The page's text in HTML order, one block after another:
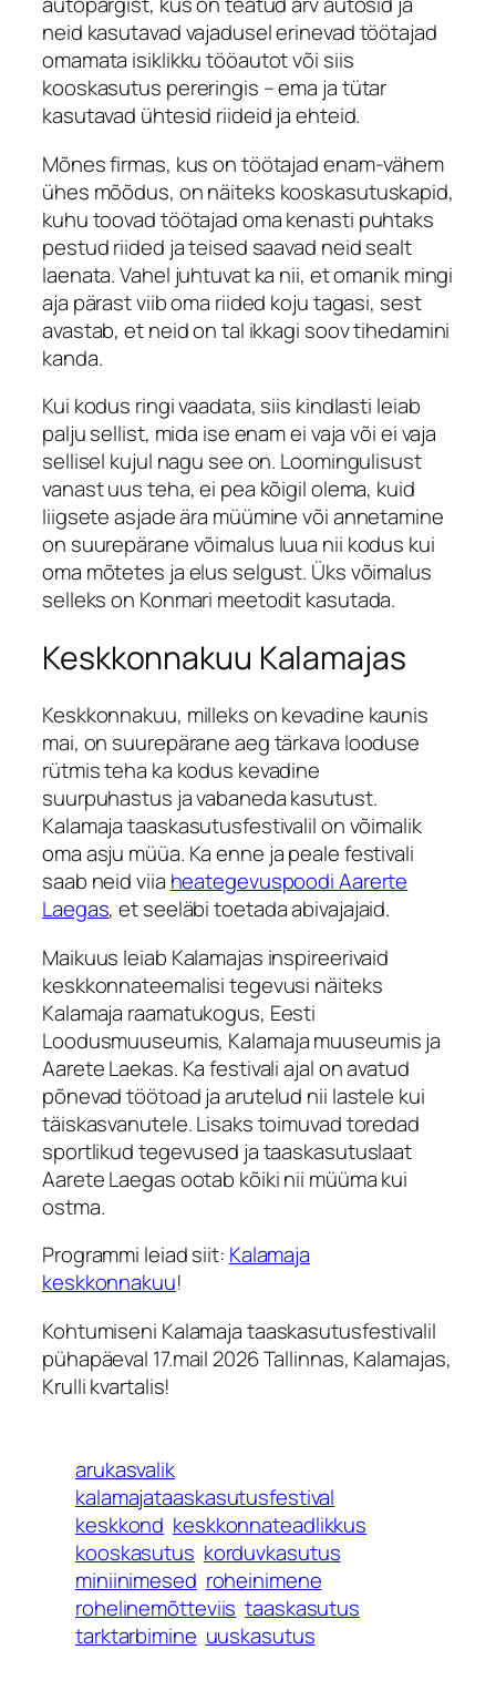
neid kasutavad vajadusel erinevad töötajad
omamata isiklikku tööautot või siis
kooskasutus pereringis – ema ja tütar
kasutavad ühtesid riideid ja ehteid.
Mõnes firmas, kus on töötajad enam-vähem
ühes mõõdus, on näiteks kooskasutuskapid,
kuhu toovad töötajad oma kenasti puhtaks
pestud riided ja teised saavad neid sealt
laenata. Vahel juhtuvat ka nii, et omanik mingi
aja pärast viib oma riided koju tagasi, sest
avastab, et neid on tal ikkagi soov tihedamini
kanda.
Kui kodus ringi vaadata, siis kindlasti leiab
palju sellist, mida ise enam ei vaja või ei vaja
sellisel kujul nagu see on. Loomingulisust
vanast uus teha, ei pea kõigil olema, kuid
liigsete asjade ära müümine või annetamine
on suurepärane võimalus luua nii kodus kui
oma mõtetes ja elus selgust. Üks võimalus
selleks on Konmari meetodit kasutada.
Keskkonnakuu Kalamajas
Keskkonnakuu, milleks on kevadine kaunis
mai, on suurepärane aeg tärkava looduse
rütmis teha ka kodus kevadine
suurpuhastus ja vabaneda kasutust.
Kalamaja taaskasutusfestivalil on võimalik
oma asju müüa. Ka enne ja peale festivali
saab neid viia heategevuspoodi Aarerte
Laegas, et seeläbi toetada abivajajaid.
Maikuus leiab Kalamajas inspireerivaid
keskkonnateemalisi tegevusi näiteks
Kalamaja raamatukogus, Eesti
Loodusmuuseumis, Kalamaja muuseumis ja
Aarete Laekas. Ka festivali ajal on avatud
põnevad töötoad ja arutelud nii lastele kui
täiskasvanutele. Lisaks toimuvad toredad
sportlikud tegevused ja taaskasutuslaat
Aarete Laegas ootab kõiki nii müüma kui
ostma.
Programmi leiad siit: Kalamaja
keskkonnakuu!
Kohtumiseni Kalamaja taaskasutusfestivalil
pühapäeval 17.mail 2026 Tallinnas, Kalamajas,
Krulli kvartalis!
arukasvalik
kalamajataaskasutusfestival
keskkond keskkonnateadlikkus
kooskasutus korduvkasutus
miniinimesed roheinimene
rohelinemõtteviis taaskasutus
tarktarbimine uuskasutus